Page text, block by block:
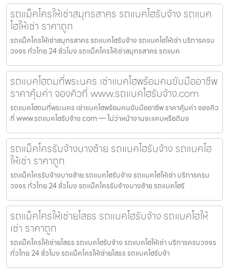
รถแม็คโครให้เช่าสมุทรสาคร รถแบคโฮรับจ้าง รถแบค
โฮให้เช่า ราคาถูก
รถแม็คโครให้เช่าสมุทรสาคร รถแบคโฮรับจ้าง รถแบคโฮให้เช่า บริการครบ
วงจร ทั่วไทย 24 ชั่วโมง รถแม็คโครให้เช่าสมุทรสาคร รถแบค
รถแบคโฮถมที่พระนคร เช่าแบคโฮพร้อมคนขับมืออาชีพ
ราคาคุ้มค่า จองคิวที่ www.รถแบคโฮรับจ้าง.com
รถแบคโฮถมที่พระนคร เช่าแบคโฮพร้อมคนขับมืออาชีพ ราคาคุ้มค่า จองคิว
ที่ www.รถแบคโฮรับจ้าง.com — ไม่ว่าหน้างานจะแคบหรือดินจ
รถแม็คโครรับจ้างบางซ้าย รถแบคโฮรับจ้าง รถแบคโฮ
ให้เช่า ราคาถูก
รถแม็คโครรับจ้างบางซ้าย รถแบคโฮรับจ้าง รถแบคโฮให้เช่า บริการครบ
วงจร ทั่วไทย 24 ชั่วโมง รถแม็คโครรับจ้างบางซ้าย รถแบคโฮรั
รถแม็คโครให้เช่ายโสธร รถแบคโฮรับจ้าง รถแบคโฮให้
เช่า ราคาถูก
รถแม็คโครให้เช่ายโสธร รถแบคโฮรับจ้าง รถแบคโฮให้เช่า บริการครบวงจร
ทั่วไทย 24 ชั่วโมง รถแม็คโครให้เช่ายโสธร รถแบคโฮรับจ้า